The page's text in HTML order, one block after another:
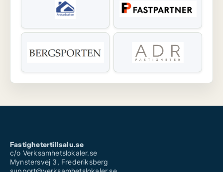
Fastighetertillsalu.se
c/o Verksamhetslokaler.se
Mynstersvej 3, Frederiksberg